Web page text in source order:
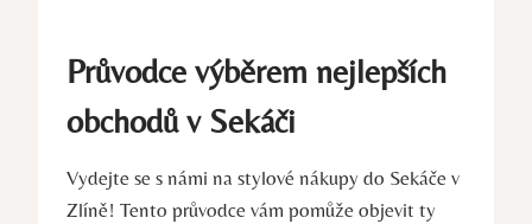
Průvodce výběrem nejlepších
obchodů v Sekáči
Vydejte se s námi na stylové nákupy do Sekáče v
Zlíně! Tento průvodce vám pomůže objevit ty